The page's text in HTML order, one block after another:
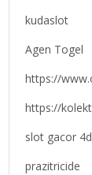
kudaslot
Agen Togel
https://
https://
slot gacor 4d
prazitricide